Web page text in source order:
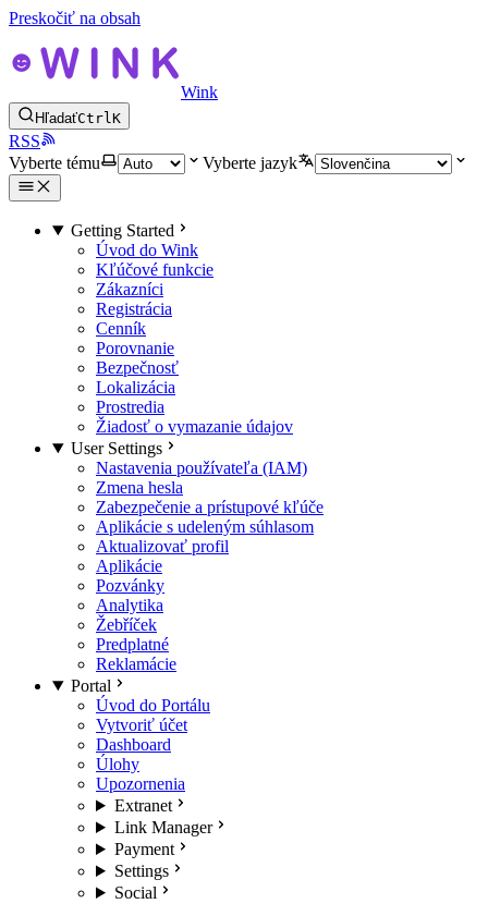
Preskočiť na obsah
Wink
HľadaťCtrlK
RSS
Vyberte tému
Vyberte jazyk
Getting Started
Úvod do Wink
Kľúčové funkcie
Zákazníci
Registrácia
Cenník
Porovnanie
Bezpečnosť
Lokalizácia
Prostredia
Žiadosť o vymazanie údajov
User Settings
Nastavenia používateľa (IAM)
Zmena hesla
Zabezpečenie a prístupové kľúče
Aplikácie s udeleným súhlasom
Aktualizovať profil
Aplikácie
Pozvánky
Analytika
Žebříček
Predplatné
Reklamácie
Portal
Úvod do Portálu
Vytvoriť účet
Dashboard
Úlohy
Upozornenia
Extranet
Link Manager
Payment
Settings
Social